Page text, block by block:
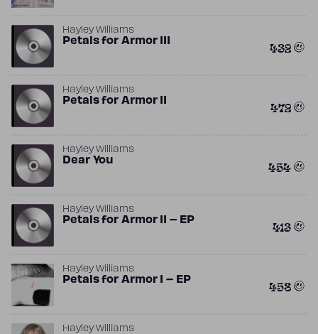
Hayley Williams
Petals for Armor III 432
Hayley Williams
Petals for Armor II 472
Hayley Williams
Dear You 454
Hayley Williams
Petals for Armor II – EP 413
Hayley Williams
Petals for Armor I – EP 458
Hayley Williams